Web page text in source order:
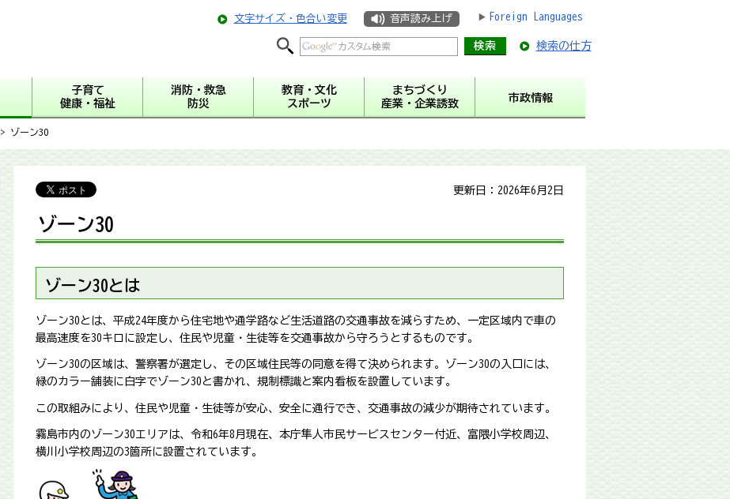
文字サイズ・色合い変更 音声読み上げ Foreign Languages
検索の仕方
子育て
健康・福祉
消防・救急
防災
教育・文化
スポーツ
まちづくり
産業・企業誘致
市政情報
> ゾーン30
更新日：2026年6月2日
ゾーン30
ゾーン30とは
ゾーン30とは、平成24年度から住宅地や通学路など生活道路の交通事故を減らすため、一定区域内で車の
最高速度を30キロに設定し、住民や児童・生徒等を交通事故から守ろうとするものです。
ゾーン30の区域は、警察署が選定し、その区域住民等の同意を得て決められます。ゾーン30の入口には、
緑のカラー舗装に白字でゾーン30と書かれ、規制標識と案内看板を設置しています。
この取組みにより、住民や児童・生徒等が安心、安全に通行でき、交通事故の減少が期待されています。
霧島市内のゾーン30エリアは、令和6年8月現在、本庁隼人市民サービスセンター付近、富隈小学校周辺、
横川小学校周辺の3箇所に設置されています。